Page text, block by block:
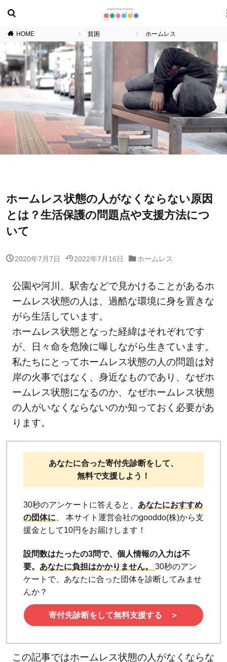
HOME 貧困 ホームレス
ホームレス状態の人がなくならない原因
とは？生活保護の問題点や支援方法につ
いて
2020年7月7日 2022年7月16日 ホームレス
公園や河川、駅舎などで見かけることがあるホ
ームレス状態の人は、過酷な環境に身を置きな
がら生活しています。
ホームレス状態となった経緯はそれぞれです
が、日々命を危険に曝しながら生きています。
私たちにとってホームレス状態の人の問題は対
岸の火事ではなく、身近なものであり、なぜホ
ームレス状態になるのか、なぜホームレス状態
の人がいなくならないのか知っておく必要があ
ります。
あなたに合った寄付先診断をして、
無料で支援しよう！
30秒のアンケートに答えると、 あなたにおすすめ
の団体に 、 本サイト運営会社のgooddo(株)から支
援金として10円をお届けします！
設問数はたったの3問で、個人情報の入力は不
要。 あなたに負担はかかりません。 30秒のアン
ケートで、あなたに合った団体を診断してみませ
んか？
寄付先診断をして無料支援する ＞
この記事ではホームレス状態の人がなくならな